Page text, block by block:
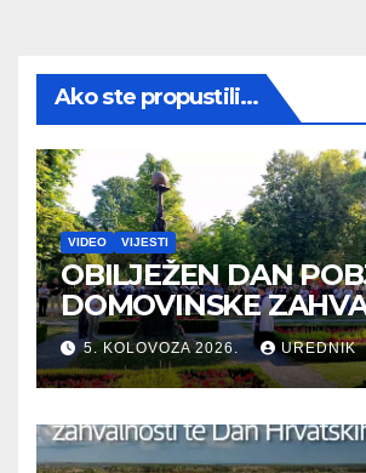
Ako ste propustili...
VIDEO VIJESTI
OBILJEŽEN DAN
DOMOVINSKE
TE DAN HRVATSKIH
BRANITELJA
5. KOLOVOZA 2026. UREDNIK